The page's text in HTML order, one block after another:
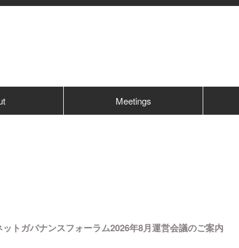
Meetings
トガバナンスフォーラム2026年8月運営会議のご案内